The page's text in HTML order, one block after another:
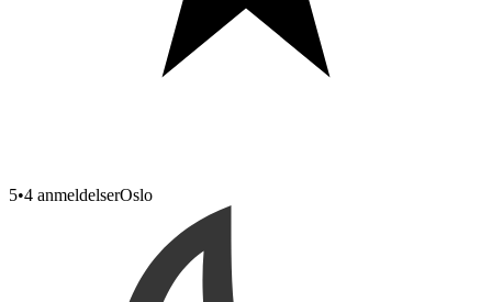
5•4 anmeldelserOslo